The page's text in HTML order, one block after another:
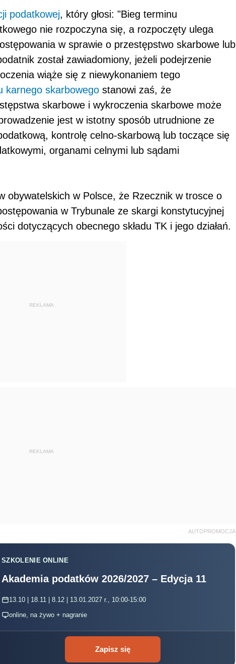
podatkowej, który głosi: "Bieg terminu
nie rozpoczyna się, a rozpoczęty ulega
w sprawie o przestępstwo skarbowe lub
został zawiadomiony, jeżeli podejrzenie
wiąże się z niewykonaniem tego
karnego skarbowego stanowi zaś, że
skarbowe i wykroczenia skarbowe może
jest w istotny sposób utrudnione ze
kontrolę celno-skarbową lub toczące się
organami celnymi lub sądami
obywatelskich w Polsce, że Rzecznik w trosce o
w Trybunale ze skargi konstytucyjnej
dotyczących obecnego składu TK i jego działań.
REKLAMA
REKLAMA
AUTOPROMOCJA
SZKOLENIE ONLINE
Akademia podatków 2026/2027 – Edycja 11
13.10 | 18.11 | 8.12 | 13.01.2027 r., 10:00-15:00
online, na żywo + nagranie
Zapisz się